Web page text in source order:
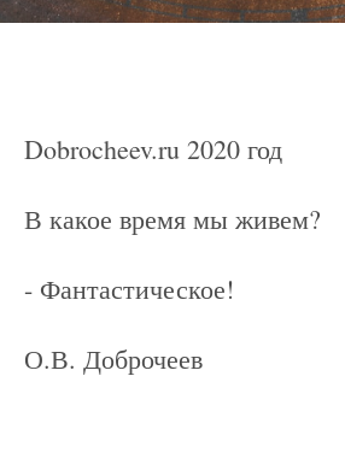
Dobrocheev.ru 2020 год
В какое время мы живем?
- Фантастическое!
О.В. Доброчеев